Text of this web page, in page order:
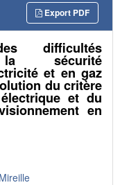
Export PDF
difficultés
sécurité
et en gaz
du critère
et du
en